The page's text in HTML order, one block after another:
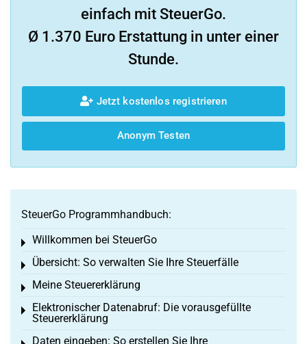
einfach mit SteuerGo.
Ø 1.370 Euro Erstattung in unter einer
Stunde.
Jetzt kostenlos registrieren
Anonym Testen
SteuerGo Programmhandbuch:
Willkommen bei SteuerGo
Toggle menu
Übersicht: So verwalten Sie Ihre Steuerfälle
Toggle menu
Meine Steuererklärung
Toggle menu
Elektronischer Datenabruf: Die vorausgefüllte
Steuererklärung
Toggle menu
Daten eingeben: So erstellen Sie Ihre